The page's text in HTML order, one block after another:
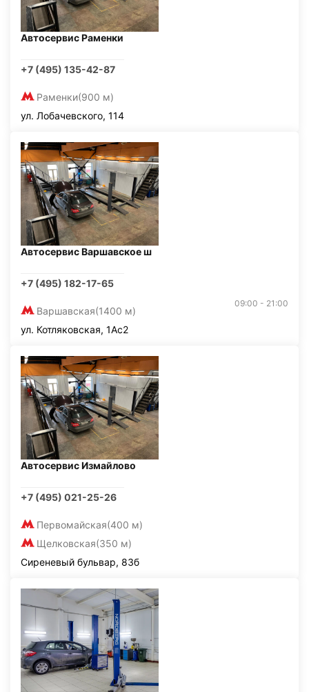
Автосервис Раменки
+7 (495) 135-42-87
Раменки(900 м)
ул. Лобачевского, 114
Автосервис Варшавское ш
+7 (495) 182-17-65
Варшавская(1400 м)
09:00 - 21:00
ул. Котляковская, 1Ас2
Автосервис Измайлово
+7 (495) 021-25-26
Первомайская(400 м)
Щелковская(350 м)
Сиреневый бульвар, 83б